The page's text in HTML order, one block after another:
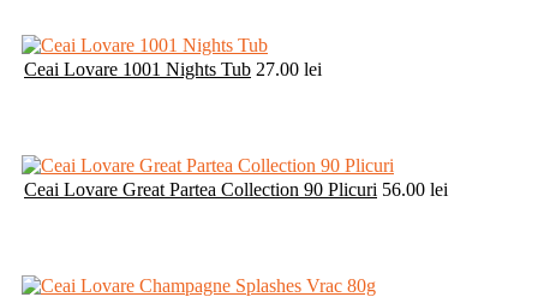
Ceai Lovare 1001 Nights Tub 27.00 lei
Ceai Lovare Great Partea Collection 90 Plicuri 56.00 lei